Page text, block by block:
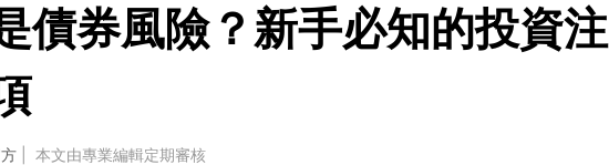
債券風險？新手必知的投資注
| 本文由專業編輯定期審核